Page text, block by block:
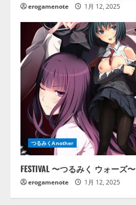
erogamenote 1月 12, 2025
つるみくAnother
FESTIVAL 〜つるみく ウォーズ〜
erogamenote 1月 12, 2025